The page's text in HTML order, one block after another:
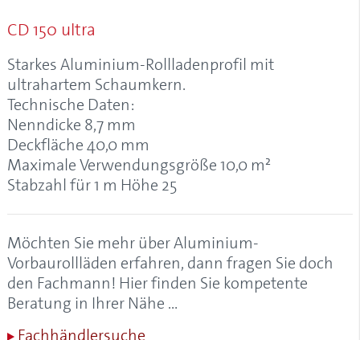
Alulux-Cleaner
Aluminium
Aluminium-Garagentore
Aluminium-Kastenrolltore
Aluminium-Profil, Aluprofil
Aluminium-Rollladen
Aluminium-Vorbaurollladen
Aluminiumgaragen
Aluminiumrollladen
Anrollsystem
Anschlagstopfen
Anschlussblech
Antriebskopf
Antriebsschiene
Antriebsschienenabstand
CD 150 ultra
Starkes Aluminium-Rollladenprofil mit
ultrahartem Schaumkern.
Technische Daten:
Nenndicke 8,7 mm
Deckfläche 40,0 mm
Maximale Verwendungsgröße 10,0 m²
Stabzahl für 1 m Höhe 25
Möchten Sie mehr über Aluminium-
Vorbaurollläden erfahren, dann fragen Sie doch
den Fachmann! Hier finden Sie kompetente
Beratung in Ihrer Nähe …
Fachhändlersuche